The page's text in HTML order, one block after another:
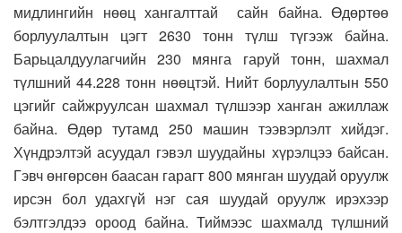
мидлингийн нөөц хангалттай сайн байна. Өдөртөө
борлуулалтын цэгт 2630 тонн түлш түгээж байна.
Барьцалдуулагчийн 230 мянга гаруй тонн, шахмал
түлшний 44.228 тонн нөөцтэй. Нийт борлуулалтын 550
цэгийг сайжруулсан шахмал түлшээр ханган ажиллаж
байна. Өдөр тутамд 250 машин тээвэрлэлт хийдэг.
Хүндрэлтэй асуудал гэвэл шуудайны хүрэлцээ байсан.
Гэвч өнгөрсөн баасан гарагт 800 мянган шуудай оруулж
ирсэн бол удахгүй нэг сая шуудай оруулж ирэхээр
бэлтгэлдээ ороод байна. Тиймээс шахмалд түлшний